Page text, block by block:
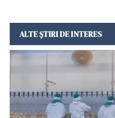
ALTE ȘTIRI DE INTERES